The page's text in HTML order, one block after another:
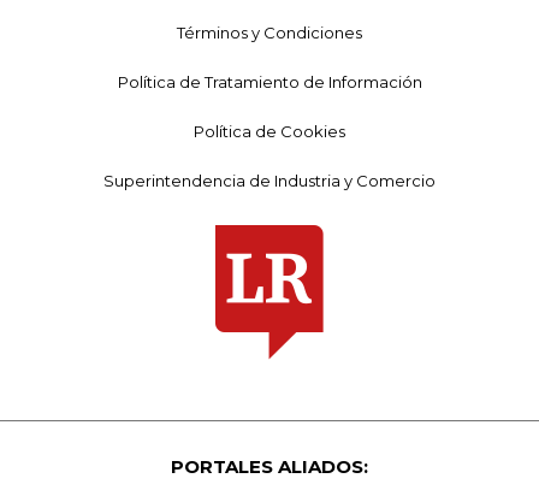
Términos y Condiciones
Política de Tratamiento de Información
Política de Cookies
Superintendencia de Industria y Comercio
PORTALES ALIADOS: